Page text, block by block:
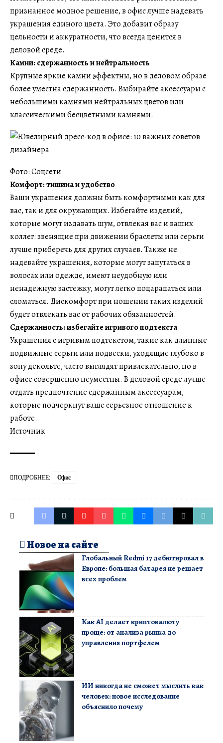
признанное модное решение, в офис лучше надевать
украшения единого цвета. Это добавит образу
цельности и аккуратности, что всегда ценится в
деловой среде.
Камни: сдержанность и нейтральность
Крупные яркие камни эффектны, но в деловом образе
более уместна сдержанность. Выбирайте аксессуары с
небольшими камнями нейтральных цветов или
классическими бесцветными камнями.
Фото: Соцсети
Комфорт: тишина и удобство
Ваши украшения должны быть комфортными как для
вас, так и для окружающих. Избегайте изделий,
которые могут издавать шум, отвлекая вас и ваших
коллег: звенящие при движении браслеты или серьги
лучше приберечь для других случаев. Также не
надевайте украшения, которые могут запутаться в
волосах или одежде, имеют неудобную или
ненадежную застежку, могут легко поцарапаться или
сломаться. Дискомфорт при ношении таких изделий
будет отвлекать вас от рабочих обязанностей.
Сдержанность: избегайте игривого подтекста
Украшения с игривым подтекстом, такие как длинные
подвижные серьги или подвески, уходящие глубоко в
зону декольте, часто выглядят привлекательно, но в
офисе совершенно неуместны. В деловой среде лучше
отдать предпочтение сдержанным аксессуарам,
которые подчеркнут ваше серьезное отношение к
работе.
Источник
ПОДРОБНЕЕ: Офис
Новое на сайте
Глобальный Redmi 17 дебютировал в
Европе: большая батарея не решает
всех проблем
Как AI делает криптовалюту
проще: от анализа рынка до
управления портфелем
ИИ никогда не сможет мыслить как
человек: новое исследование
объяснило почему